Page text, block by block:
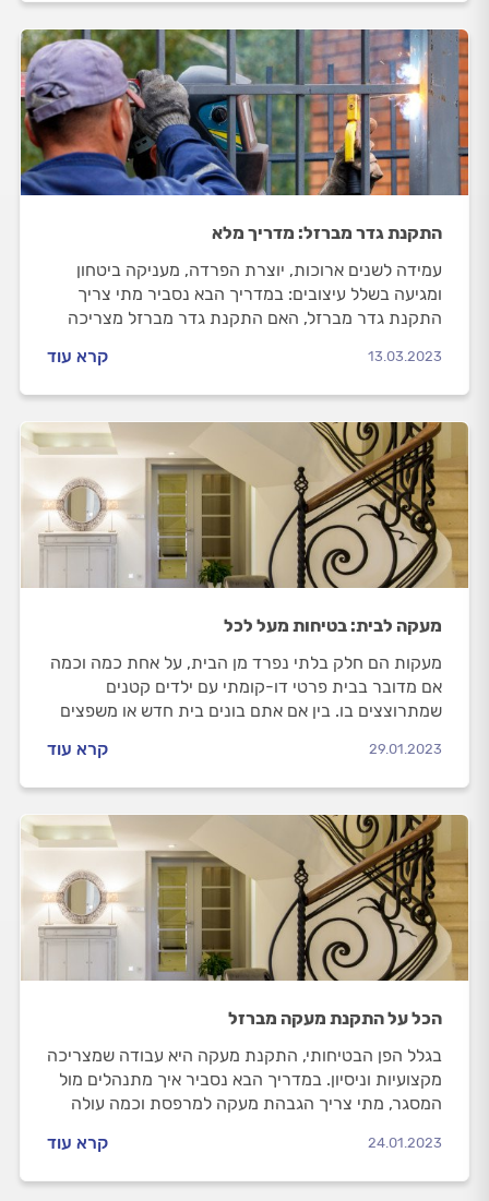
התקנת גדר מברזל: מדריך מלא
עמידה לשנים ארוכות, יוצרת הפרדה, מעניקה ביטחון
ומגיעה בשלל עיצובים: במדריך הבא נסביר מתי צריך
התקנת גדר מברזל, האם התקנת גדר מברזל מצריכה
מול המסגר?
13.03.2023 קרא עוד
מעקה לבית: בטיחות מעל לכל
מעקות הם חלק בלתי נפרד מן הבית, על אחת כמה וכמה
אם מדובר בבית פרטי דו-קומתי עם ילדים קטנים
שמתרוצצים בו. בין אם אתם בונים בית חדש או משפצים
במרפסת, גג או במדרגות
29.01.2023 קרא עוד
הכל על התקנת מעקה מברזל
בגלל הפן הבטיחותי, התקנת מעקה היא עבודה שמצריכה
מקצועיות וניסיון. במדריך הבא נסביר איך מתנהלים מול
המסגר, מתי צריך הגבהת מעקה למרפסת וכמה עולה
24.01.2023 קרא עוד